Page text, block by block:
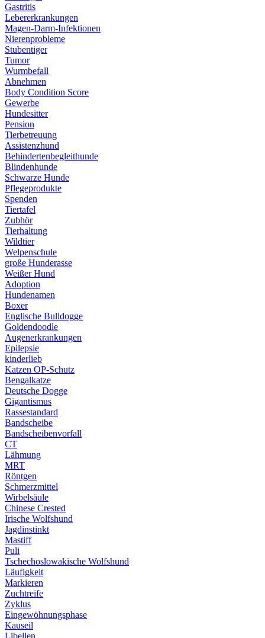
Gastritis
Lebererkrankungen
Magen-Darm-Infektionen
Nierenprobleme
Stubentiger
Tumor
Wurmbefall
Abnehmen
Body Condition Score
Gewerbe
Hundesitter
Pension
Tierbetreuung
Assistenzhund
Behindertenbegleithunde
Blindenhunde
Schwarze Hunde
Pflegeprodukte
Spenden
Tiertafel
Zubhör
Tierhaltung
Wildtier
Welpenschule
große Hunderasse
Weißer Hund
Adoption
Hundenamen
Boxer
Englische Bulldogge
Goldendoodle
Augenerkrankungen
Epilepsie
kinderlieb
Katzen OP-Schutz
Bengalkatze
Deutsche Dogge
Gigantismus
Rassestandard
Bandscheibe
Bandscheibenvorfall
CT
Lähmung
MRT
Röntgen
Schmerzmittel
Wirbelsäule
Chinese Crested
Irische Wolfshund
Jagdinstinkt
Mastiff
Puli
Tschechoslowakische Wolfshund
Läufigkeit
Markieren
Zuchtreife
Zyklus
Eingewöhnungsphase
Kauseil
Libellen